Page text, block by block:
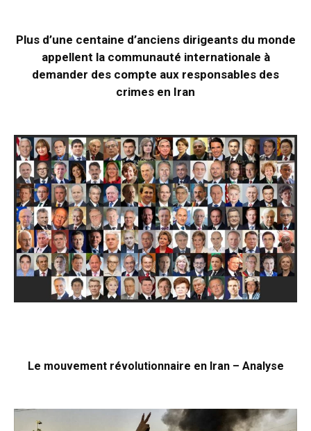
Plus d’une centaine d’anciens dirigeants du monde
appellent la communauté internationale à
demander des compte aux responsables des
crimes en Iran
Le mouvement révolutionnaire en Iran – Analyse